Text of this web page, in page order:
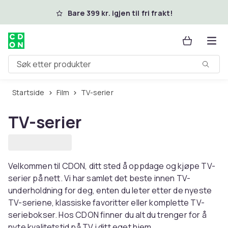
Hopp til hovedinnholdBare 399 kr. igjen til fri frakt!
Søk etter produkter
Startside Film TV-serier
TV-serier
Velkommen til CDON, ditt sted å oppdage og kjøpe TV-
serier på nett. Vi har samlet det beste innen TV-
underholdning for deg, enten du leter etter de nyeste
TV-seriene, klassiske favoritter eller komplette TV-
seriebokser. Hos CDON finner du alt du trenger for å